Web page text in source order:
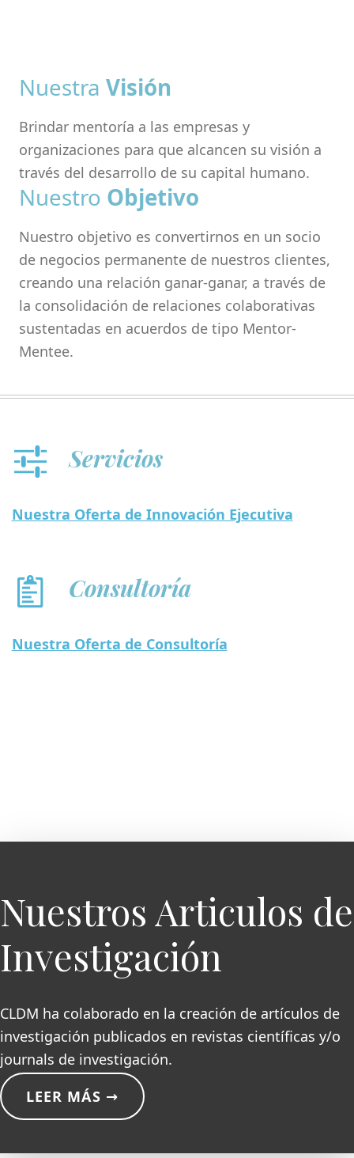
Nuestra Visión
Brindar mentoría a las empresas y
organizaciones para que alcancen su visión a
través del desarrollo de su capital humano.
Nuestro Objetivo
Nuestro objetivo es convertirnos en un socio
de negocios permanente de nuestros clientes,
creando una relación ganar-ganar, a través de
la consolidación de relaciones colaborativas
sustentadas en acuerdos de tipo Mentor-
Mentee.
Servicios
Nuestra Oferta de Innovación Ejecutiva
Consultoría
Nuestra Oferta de Consultoría
Nuestros Articulos de
Investigación
CLDM ha colaborado en la creación de artículos de
investigación publicados en revistas científicas y/o
journals de investigación.
LEER MÁS →